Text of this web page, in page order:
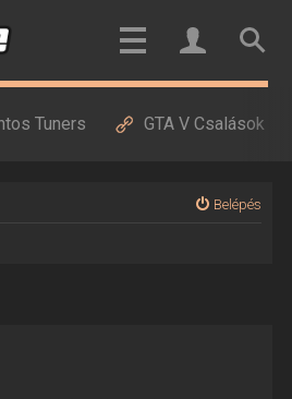
Tuners GTA V Csalások
Belépés